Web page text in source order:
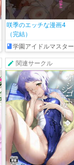
咲季のエッチな漫画4
（完結）
学園アイドルマスター
関連サークル